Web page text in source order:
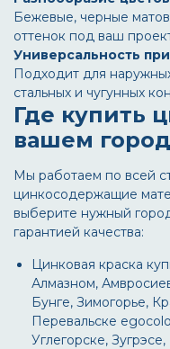
Бежевые, черные
оттенок под ваш
Универсальность
Подходит для
стальных и чугунных
Где купить
вашем
Мы работаем по всей
цинкосодержащие
выберите нужный
гарантией качества:
Цинковая краска
Алмазном,
Бунге, Зимогорье,
Перевальске
Углегорске,